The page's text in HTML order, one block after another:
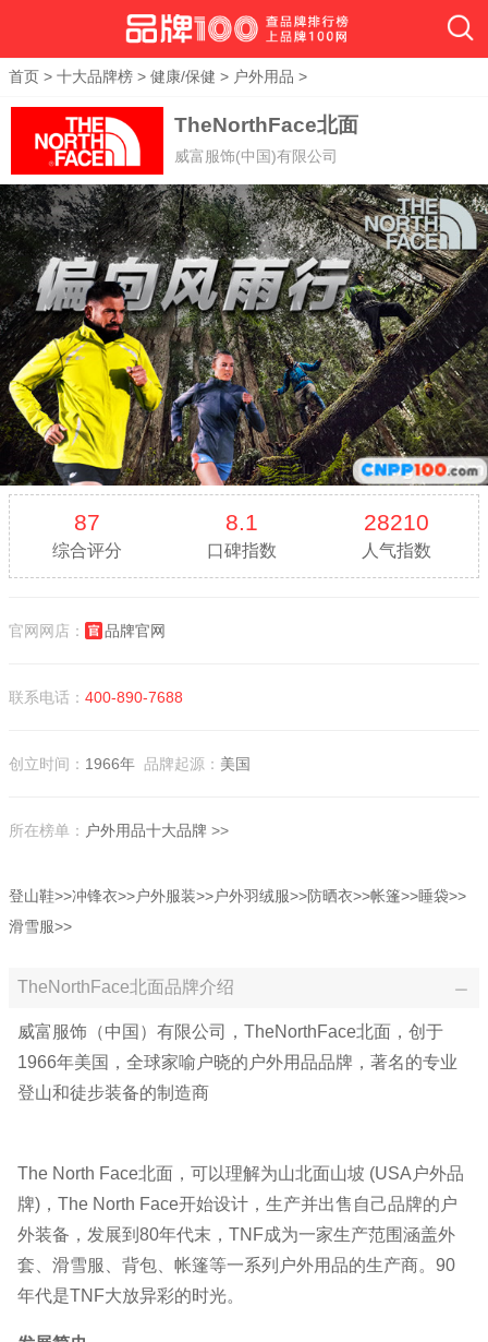
首页 > 十大品牌榜 > 健康/保健 > 户外用品 >
TheNorthFace北面
威富服饰(中国)有限公司
87
综合评分
8.1
口碑指数
28210
人气指数
官网网店： 品牌官网
联系电话： 400-890-7688
创立时间： 1966年 品牌起源： 美国
所在榜单： 户外用品十大品牌 >>
登山鞋>>冲锋衣>>户外服装>>户外羽绒服>>防晒衣>>帐篷>>睡袋>>
滑雪服>>
TheNorthFace北面品牌介绍
威富服饰（中国）有限公司，TheNorthFace北面，创于
1966年美国，全球家喻户晓的户外用品品牌，著名的专业
登山和徒步装备的制造商
The North Face北面，可以理解为山北面山坡 (USA户外品
牌)，The North Face开始设计，生产并出售自己品牌的户
外装备，发展到80年代末，TNF成为一家生产范围涵盖外
套、滑雪服、背包、帐篷等一系列户外用品的生产商。90
年代是TNF大放异彩的时光。